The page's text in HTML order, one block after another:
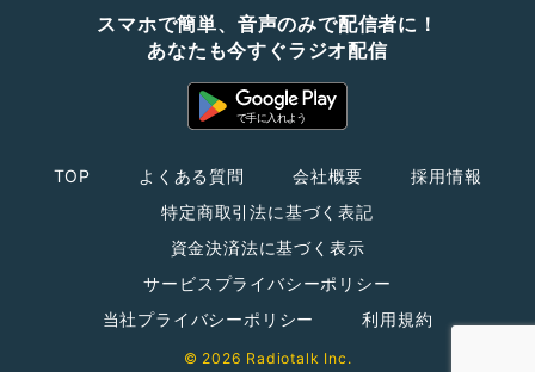
スマホで簡単、音声のみで配信者に！
あなたも今すぐラジオ配信
TOP よくある質問 会社概要
採用情報
特定商取引法に基づく表記
資金決済法に基づく表示
サービスプライバシーポリシー
当社プライバシーポリシー
利用規約
© 2026 Radiotalk Inc.